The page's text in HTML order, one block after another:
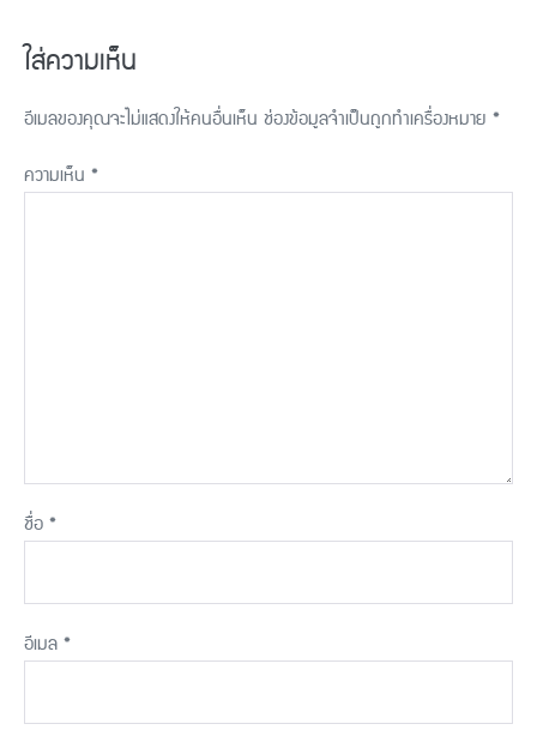
ใส่ความเห็น
อีเมลของคุณจะไม่แสดงให้คนอื่นเห็น ช่องข้อมูลจำเป็นถูกทำเครื่องหมาย *
ความเห็น *
ชื่อ *
อีเมล *